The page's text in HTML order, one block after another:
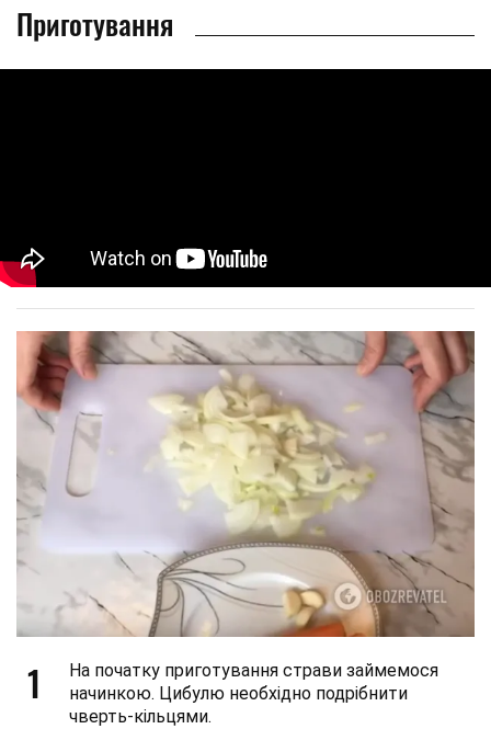
Приготування
1
На початку приготування страви займемося
начинкою. Цибулю необхідно подрібнити
чверть-кільцями.